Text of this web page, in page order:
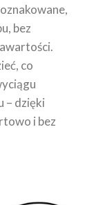
bez
co
dzięki
i bez